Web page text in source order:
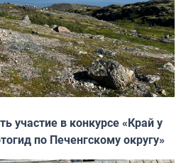
участие в конкурсе «Край у
по Печенгскому округу»